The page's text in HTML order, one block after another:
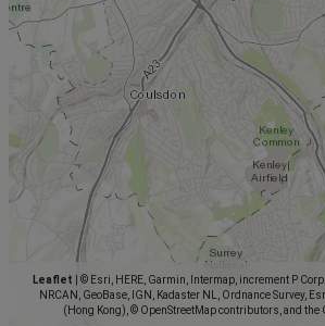
Leaflet
© Esri, HERE, Garmin, Intermap, increment P
NRCAN, GeoBase, IGN, Kadaster NL, Ordnance Survey,
(Hong Kong), © OpenStreetMap contributors, and the